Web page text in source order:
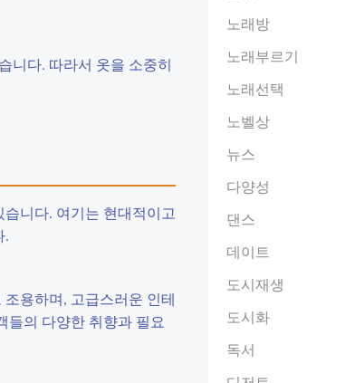
니다. 따라서 옷을 소중히
니다. 여기는 현대적이고
.
용하며, 고급스러운 인테
들의 다양한 취향과 필요
노래방
노래부르기
노래선택
노벨상
뉴스
다양성
댄스
데이트
도시재생
도시화
독서